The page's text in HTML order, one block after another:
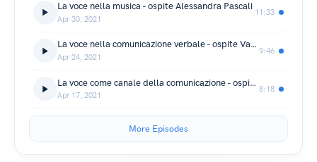
La voce nella musica - ospite Alessandra Pascali
Apr 30, 2021
11:33
La voce nella comunicazione verbale - ospite Valentina Amore
Apr 24, 2021
9:46
La voce come canale della comunicazione - ospite Marco Sanavio
Apr 17, 2021
8:18
More Episodes